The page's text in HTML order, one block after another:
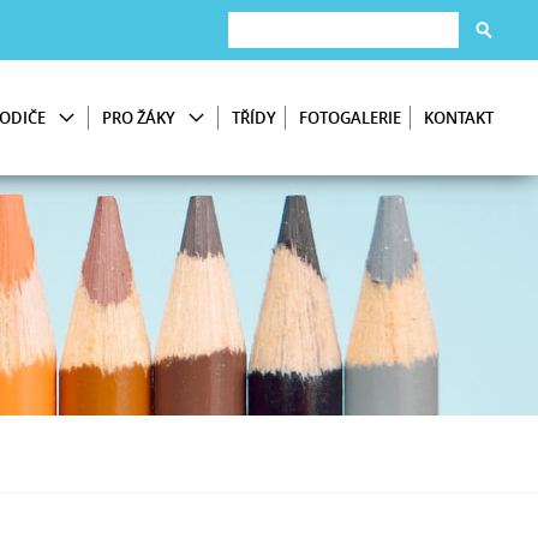
PRO ŽÁKY TŘÍDY FOTOGALERIE KONTAKT